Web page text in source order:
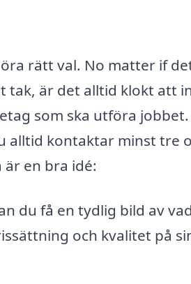
rätt val. No matter if
tak, är det alltid klokt att
som ska utföra
alltid kontaktar minst tre
en bra idé:
du få en tydlig bild av
och kvalitet på